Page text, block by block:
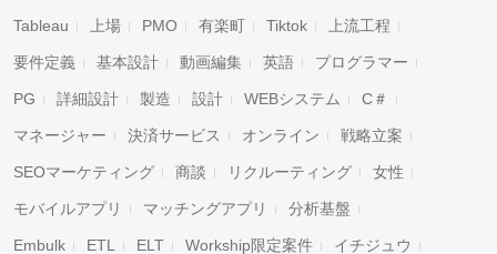
Tableau 上場 PMO 有楽町 Tiktok 上流工程
要件定義 基本設計 動画編集 英語 プログラマー
PG 詳細設計 製造 設計 WEBシステム C＃
マネージャー 決済サービス オンライン 戦略立案
SEOマーケティング 商談 リクルーティング 女性
モバイルアプリ マッチングアプリ 分析基盤
Embulk ETL ELT Workship限定案件 イチジュウ